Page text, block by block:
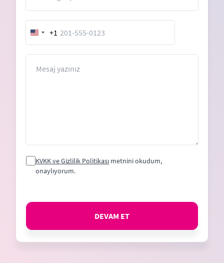
United
States
+1
KVKK ve Gizlilik Politikası metnini okudum,
onaylıyorum.
DEVAM ET